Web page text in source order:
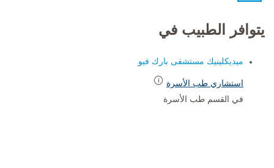
يتوافر الطبيب في
ميديكلينيك مستشفى بارك فيو
استشاري طب الأسرة
في القسم طب الأسرة